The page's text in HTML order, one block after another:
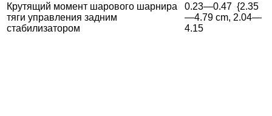
Крутящий момент шарового шарнира
тяги управления задним
стабилизатором
0.23—0.47 {2.35
—4.79 cm, 2.04—
4.15